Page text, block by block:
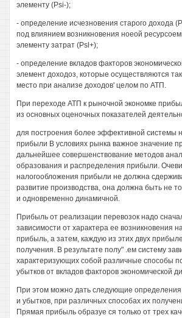
элементу (Psi-);
- определение исчезновения старого дохода
под влиянием возникновения ноеой
элементу затрат (Psl+);
- определение вкладов факторов
элемент доходоз, которые осуществляются
место при анализе доходов' целом по АТП.
При переходе АТП к рыночной экономке
из основных оценочных показателей
для построения более эффективной системы
прибыли В условиях рынка важное значение
дальнейшее совершенствование методов
образования и распределения прибыли.
налогообложения прибыли не должна
развитие производства, она должна быть не
и одновременно динамичной.
Прибыль от реализации перевозок надо
зависимости от характера ее возникновения
прибыль, а затем, каждую из этих двух
получения. В результате полу" .ем систему
характеризующих собой различные способы
убытков от вкладов факторов экономической
При этом можно дать следующие определения
и убытков, при различных способах их
Прямая прибыль образуе ся только от трех